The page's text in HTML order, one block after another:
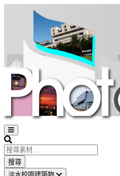
Open
sidebar
Search
搜尋